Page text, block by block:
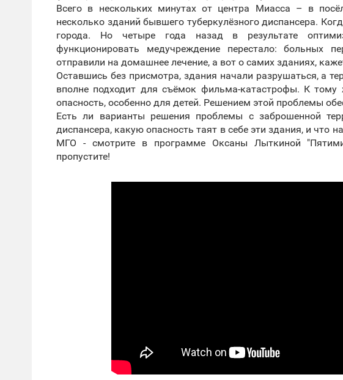
Всего в нескольких минутах от центра Миасса – в
несколько зданий бывшего туберкулёзного диспансера.
города. Но четыре года назад в результате
функционировать медучреждение перестало: больных
отправили на домашнее лечение, а вот о самих зданиях,
Оставшись без присмотра, здания начали разрушаться, а
вполне подходит для съёмок фильма-катастрофы. К тому
опасность, особенно для детей. Решением этой проблемы
Есть ли варианты решения проблемы с заброшенной
диспансера, какую опасность таят в себе эти здания, и что
МГО - смотрите в программе Оксаны Лыткиной
пропустите!